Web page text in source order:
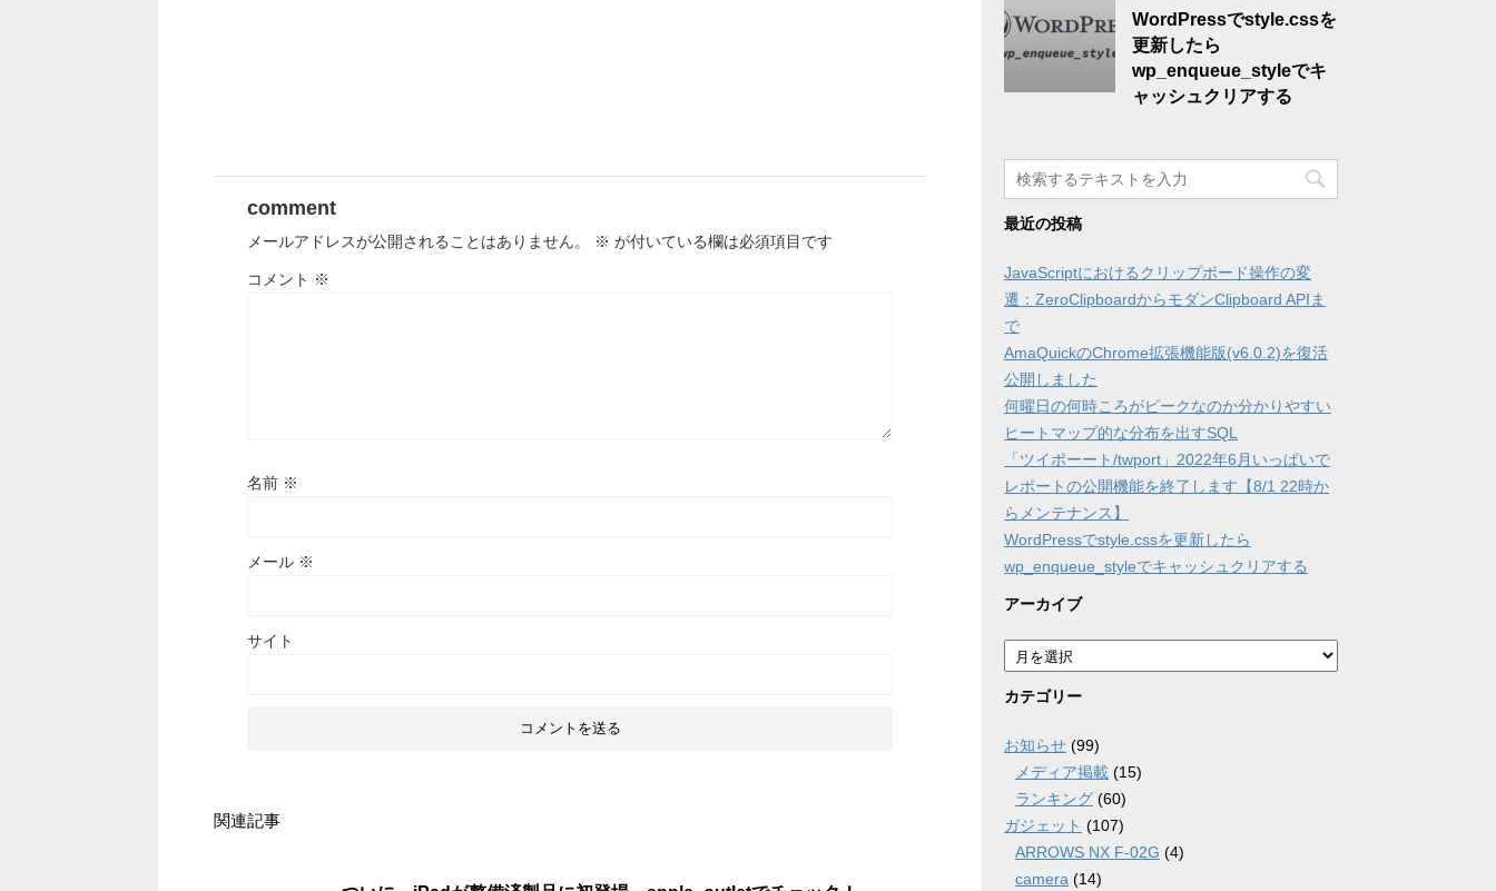
comment
メールアドレスが公開されることはありません。 ※ が付いている欄は必須項目です
コメント ※
名前 ※
メール ※
サイト
関連記事
WordPressでstyle.cssを
更新したら
wp_enqueue_styleでキ
ャッシュクリアする
最近の投稿
JavaScriptにおけるクリップボード操作の変
遷：ZeroClipboardからモダンClipboard APIま
で
AmaQuickのChrome拡張機能版(v6.0.2)を復活
公開しました
何曜日の何時ころがピークなのか分かりやすい
ヒートマップ的な分布を出すSQL
「ツイポーート/twport」2022年6月いっぱいで
レポートの公開機能を終了します【8/1 22時か
らメンテナンス】
WordPressでstyle.cssを更新したら
wp_enqueue_styleでキャッシュクリアする
アーカイブ
ア
ー
カ
ブ
カテゴリー
お知らせ (99)
メディア掲載 (15)
ランキング (60)
ガジェット (107)
ARROWS NX F-02G (4)
camera (14)